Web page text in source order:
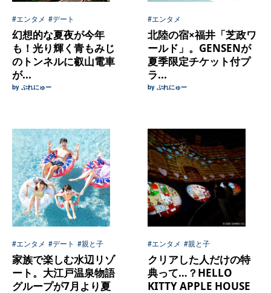
#エンタメ #デート
幻想的な夏夜が今年
も！光り輝く青もみじ
のトンネルに叡山電車
が...
by ぷれにゅー
#エンタメ
北陸の宿×福井「芝政ワ
ールド」。GENSENが
夏季限定チケット付プ
ラ...
by ぷれにゅー
#エンタメ #デート #親と子
家族で楽しむ水辺リゾ
ート。大江戸温泉物語
グループが7月より夏
#エンタメ #親と子
クリアした人だけの特
典って…？HELLO
KITTY APPLE HOUSE